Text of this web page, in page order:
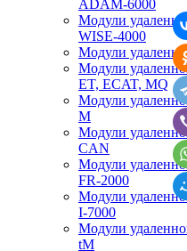
ADAM-6000
Модули
WISE-4000
Модули
Модули
ET, ECAT, MQ
Модули
M
Модули
CAN
Модули
FR-2000
Модули
I-7000
Модули
tM